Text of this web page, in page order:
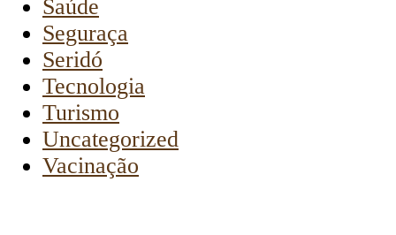
Saúde
Seguraça
Seridó
Tecnologia
Turismo
Uncategorized
Vacinação